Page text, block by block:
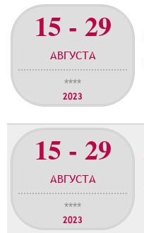
15 - 29
АВГУСТА
****
2023
15 - 29
АВГУСТА
****
2023